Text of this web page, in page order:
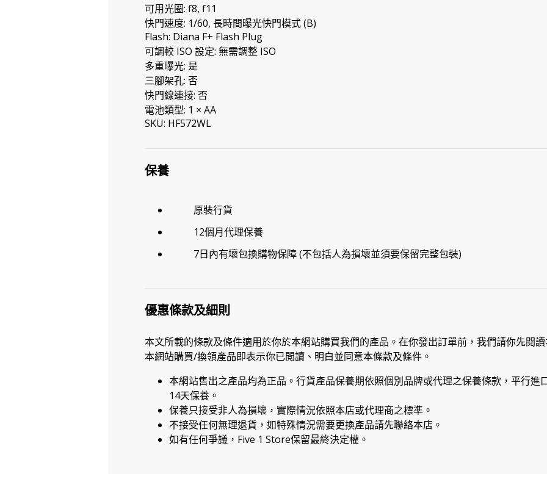
可用光圈: f8, f11
快門速度: 1/60, 長時間曝光快門模式 (B)
Flash: Diana F+ Flash Plug
可調較 ISO 設定: 無需調整 ISO
多重曝光: 是
三腳架孔: 否
快門線連接: 否
電池類型: 1 × AA
SKU: HF572WL
保養
原裝行貨
12個月代理保養
7日內有壞包換購物保障 (不包括人為損壞並須要保留完整包裝)
優惠條款及細則
本文所載的條款及條件適用於你於本網站購買我們的產品。在你發出訂單前，我們請你先閱
本網站購買/換領產品即表示你已閲讀、明白並同意本條款及條件。
本網站售出之產品均為正品。行貨產品保養期依照個別品牌或代理之保養條款，平行進
14天保養。
保養只接受非人為損壞，實際情況依照本店或代理商之標準。
不接受任何無理退貨，如特殊情況需要更換產品請先聯絡本店。
如有任何爭議，Five 1 Store保留最終決定權。